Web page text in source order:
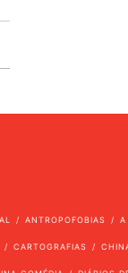
ANTROPOFOBIAS A
CARTOGRAFIAS